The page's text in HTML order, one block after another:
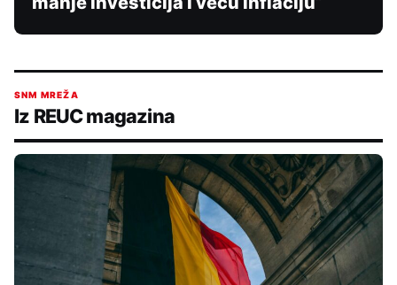
SNM MREŽA
Iz REUC magazina